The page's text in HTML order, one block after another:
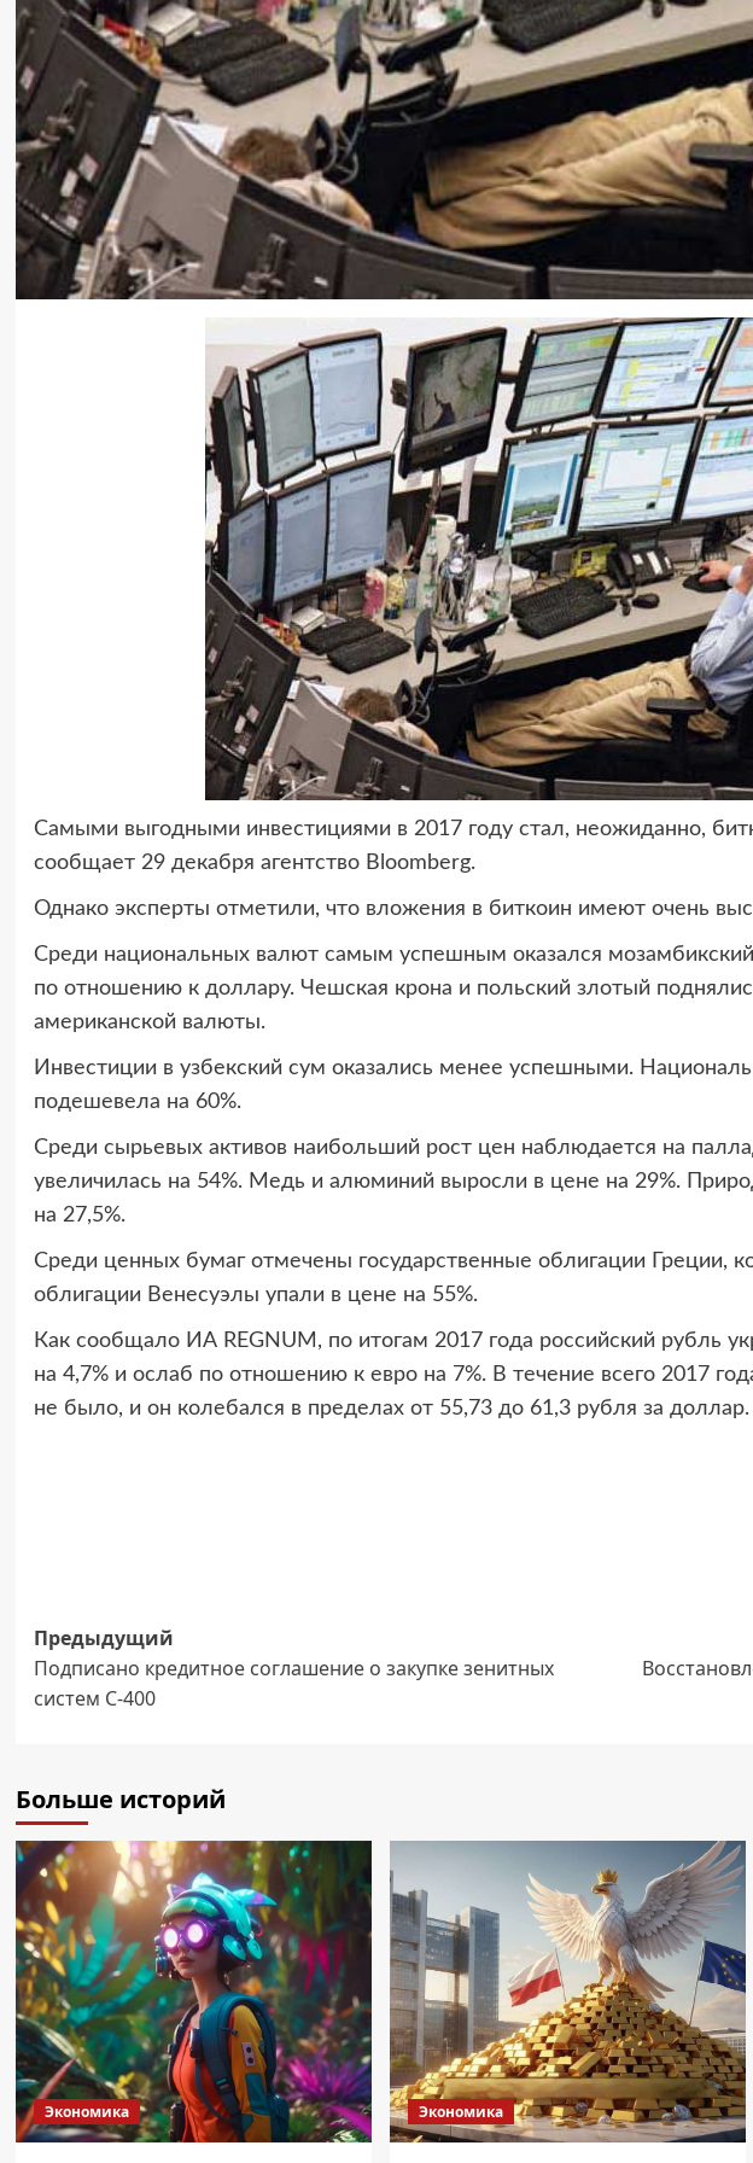
Самыми выгодными инвестициями в 2017 году стал, неожиданно,
сообщает 29 декабря агентство Bloomberg.
Однако эксперты отметили, что вложения в биткоин имеют очень
Среди национальных валют самым успешным оказался
по отношению к доллару. Чешская крона и польский злотый
американской валюты.
Инвестиции в узбекский сум оказались менее успешными.
подешевела на 60%.
Среди сырьевых активов наибольший рост цен наблюдается на
увеличилась на 54%. Медь и алюминий выросли в цене на 29%.
на 27,5%.
Среди ценных бумаг отмечены государственные облигации Греции,
облигации Венесуэлы упали в цене на 55%.
Как сообщало ИА REGNUM, по итогам 2017 года российский рубль
на 4,7% и ослаб по отношению к евро на 7%. В течение всего 2017
не было, и он колебался в пределах от 55,73 до 61,3 рубля за доллар.
Навигация
записи
Предыдущий
Подписано кредитное соглашение о закупке зенитных
систем С-400
Больше историй
Экономика Экономика